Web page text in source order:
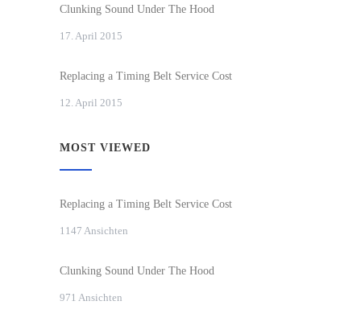
Clunking Sound Under The Hood
17. April 2015
Replacing a Timing Belt Service Cost
12. April 2015
MOST VIEWED
Replacing a Timing Belt Service Cost
1147 Ansichten
Clunking Sound Under The Hood
971 Ansichten